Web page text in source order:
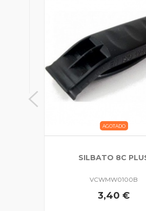
AGOTADO
SILBATO 8C
VCWMW0100B
3,40 €